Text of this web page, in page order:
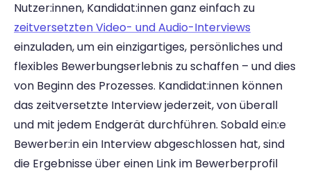
zeitversetzten Video- und Audio-Interviews
einzuladen, um ein einzigartiges, persönliches und
flexibles Bewerbungserlebnis zu schaffen – und dies
von Beginn des Prozesses. Kandidat:innen können
das zeitversetzte Interview jederzeit, von überall
und mit jedem Endgerät durchführen. Sobald ein:e
Bewerber:in ein Interview abgeschlossen hat, sind
die Ergebnisse über einen Link im Bewerberprofil